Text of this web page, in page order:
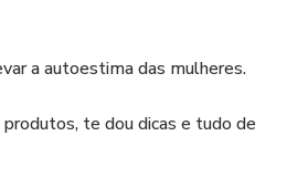
a autoestima das mulheres.
te dou dicas e tudo de